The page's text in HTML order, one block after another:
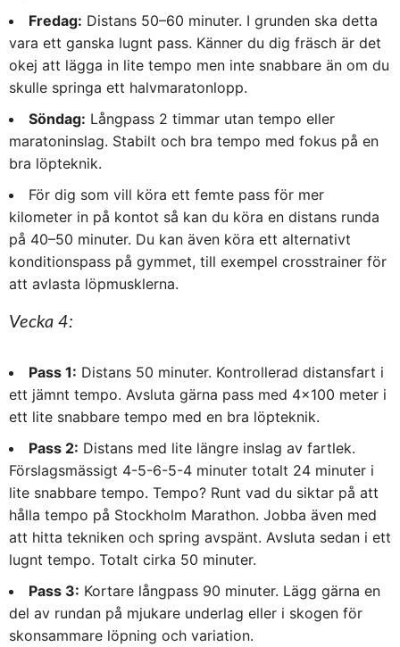
Fredag: Distans 50–60 minuter. I grunden ska detta
vara ett ganska lugnt pass. Känner du dig fräsch är det
okej att lägga in lite tempo men inte snabbare än om du
skulle springa ett halvmaratonlopp.
Söndag: Långpass 2 timmar utan tempo eller
maratoninslag. Stabilt och bra tempo med fokus på en
bra löpteknik.
För dig som vill köra ett femte pass för mer
kilometer in på kontot så kan du köra en distans runda
på 40–50 minuter. Du kan även köra ett alternativt
konditionspass på gymmet, till exempel crosstrainer för
att avlasta löpmusklerna.
Vecka 4:
Pass 1: Distans 50 minuter. Kontrollerad distansfart i
ett jämnt tempo. Avsluta gärna pass med 4×100 meter i
ett lite snabbare tempo med en bra löpteknik.
Pass 2: Distans med lite längre inslag av fartlek.
Förslagsmässigt 4-5-6-5-4 minuter totalt 24 minuter i
lite snabbare tempo. Tempo? Runt vad du siktar på att
hålla tempo på Stockholm Marathon. Jobba även med
att hitta tekniken och spring avspänt. Avsluta sedan i ett
lugnt tempo. Totalt cirka 50 minuter.
Pass 3: Kortare långpass 90 minuter. Lägg gärna en
del av rundan på mjukare underlag eller i skogen för
skonsammare löpning och variation.